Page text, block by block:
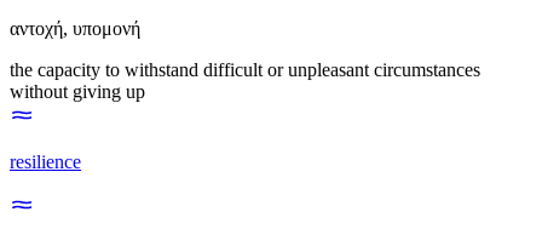
αντοχή, υπομονή
the capacity to withstand difficult or unpleasant circumstances
without giving up
resilience